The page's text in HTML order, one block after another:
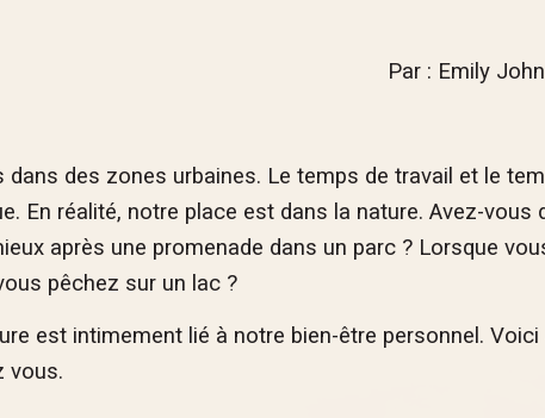
Par : Emily
des zones urbaines. Le temps de travail et le
En réalité, notre place est dans la nature. Avez-vous
après une promenade dans un parc ? Lorsque
pêchez sur un lac ?
est intimement lié à notre bien-être personnel. Voici
vous.